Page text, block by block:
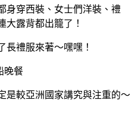
身穿西裝、女士們洋裝、禮
大露背都出籠了！
長禮服來著～嘿嘿！
是較亞洲國家講究與注重的～